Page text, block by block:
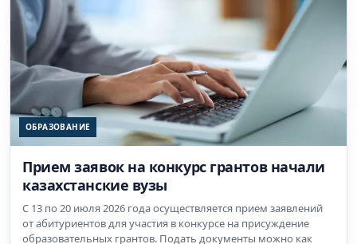
ОБРАЗОВАНИЕ
Прием заявок на конкурс грантов начали
казахстанские вузы
С 13 по 20 июля 2026 года осуществляется прием заявлений
от абитуриентов для участия в конкурсе на присуждение
образовательных грантов. Подать документы можно как